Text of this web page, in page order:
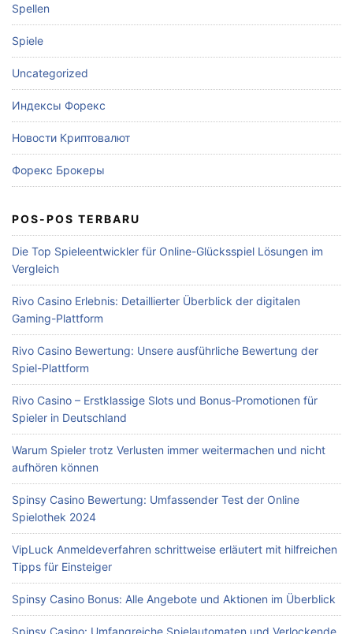
Spellen
Spiele
Uncategorized
Индексы Форекс
Новости Криптовалют
Форекс Брокеры
POS-POS TERBARU
Die Top Spieleentwickler für Online-Glücksspiel Lösungen im
Vergleich
Rivo Casino Erlebnis: Detaillierter Überblick der digitalen
Gaming-Plattform
Rivo Casino Bewertung: Unsere ausführliche Bewertung der
Spiel-Plattform
Rivo Casino – Erstklassige Slots und Bonus-Promotionen für
Spieler in Deutschland
Warum Spieler trotz Verlusten immer weitermachen und nicht
aufhören können
Spinsy Casino Bewertung: Umfassender Test der Online
Spielothek 2024
VipLuck Anmeldeverfahren schrittweise erläutert mit hilfreichen
Tipps für Einsteiger
Spinsy Casino Bonus: Alle Angebote und Aktionen im Überblick
Spinsy Casino: Umfangreiche Spielautomaten und Verlockende